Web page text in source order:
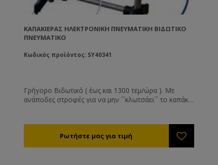
ΚΑΠΑΚΙΈΡΑΣ ΗΛΕΚΤΡΟΝΙΚΉ ΠΝΕΥΜΑΤΙΚΉ ΒΙΔΩΤΙΚΌ
ΠΝΕΥΜΑΤΙΚΌ
Κωδικός προϊόντος: SY40341
Γρήγορο Βιδωτικό ( έως και 1300 τεμ/ώρα ). Με
ανάποδες στροφές για να μην ``κλωτσάει`` το καπάκι.
λειτουργήσει ( 250 Lt /ώρα ).